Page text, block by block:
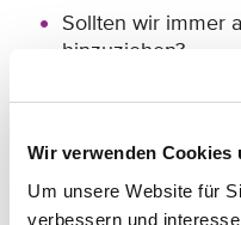
Wir verwenden Cookies
Um unsere Website für
verbessern und
Sollten wir immer
hinzuziehen?
Sollten wir uns
Wie häufig kommt
wie hoch ist es?